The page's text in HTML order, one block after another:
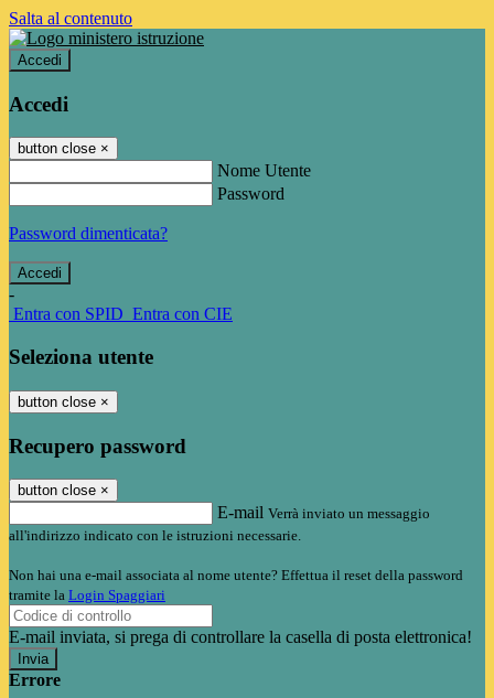
Salta al contenuto
Accedi
Accedi
button close ×
Nome Utente
Password
Password dimenticata?
-
Entra con SPID Entra con CIE
Seleziona utente
button close ×
Recupero password
button close ×
E-mail Verrà inviato un messaggio
all'indirizzo indicato con le istruzioni necessarie.
Non hai una e-mail associata al nome utente? Effettua il reset della password
tramite la Login Spaggiari
E-mail inviata, si prega di controllare la casella di posta elettronica!
Errore